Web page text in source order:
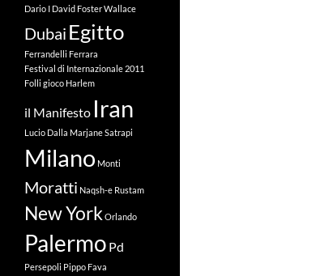
Dario I David Foster Wallace
Dubai Egitto
Ferrandelli Ferrara
Festival di Internazionale 2011
Folli gioco Harlem
il Manifesto Iran
Lucio Dalla Marjane Satrapi
Milano Monti
Moratti Naqsh-e Rustam
New York Orlando
Palermo Pd
Persepoli Pippo Fava